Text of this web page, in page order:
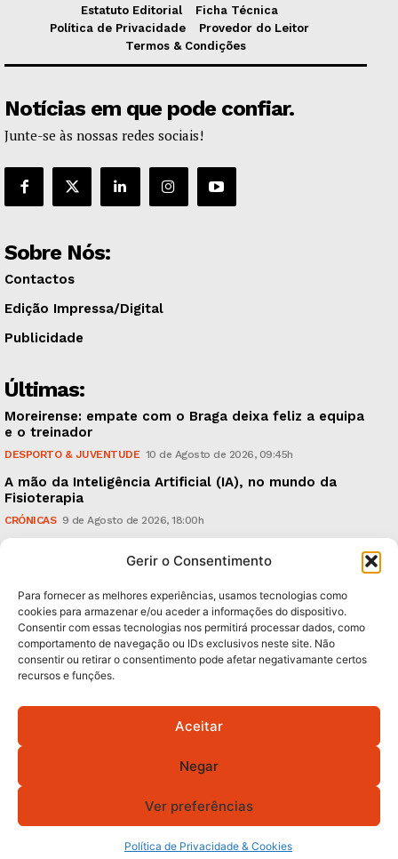
Gerir o Consentimento
Para fornecer as melhores experiências, usamos tecnologias como
cookies para armazenar e/ou aceder a informações do dispositivo.
Consentir com essas tecnologias nos permitirá processar dados, como
comportamento de navegação ou IDs exclusivos neste site. Não
consentir ou retirar o consentimento pode afetar negativamante certos
recursos e funções.
Aceitar
Negar
Ver preferências
Política de Privacidade & Cookies
Estatuto Editorial
Ficha Técnica
Política de Privacidade
Provedor do Leitor
Termos & Condições
Notícias em que pode confiar.
Junte-se às nossas redes sociais!
Sobre Nós:
Contactos
Edição Impressa/Digital
Publicidade
Últimas:
Moreirense: empate com o Braga deixa feliz a equipa
e o treinador
DESPORTO & JUVENTUDE 10 de Agosto de 2026, 09:45h
A mão da Inteligência Artificial (IA), no mundo da
Fisioterapia
CRÓNICAS 9 de Agosto de 2026, 18:00h
18.926 espectadores
Subscreva Newsletter:
QUERO ADERIR
Política de Privacidade
© 2026 GA! Todos os direitos reservados.